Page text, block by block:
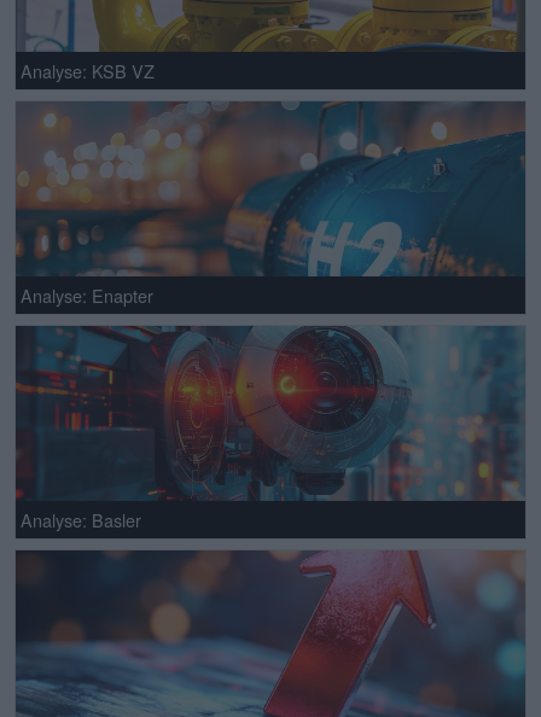
Analyse: KSB VZ
Analyse: Enapter
Analyse: Basler